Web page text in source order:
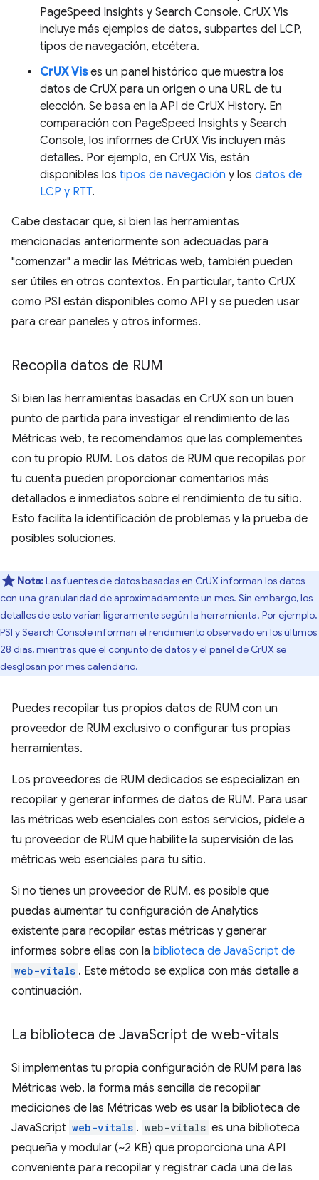
PageSpeed Insights y Search Console, CrUX Vis
incluye más ejemplos de datos, subpartes del LCP,
tipos de navegación, etcétera.
CrUX Vises un panel histórico que muestra los
datos de CrUX para un origen o una URL de tu
elección. Se basa en la API de CrUX History. En
comparación con PageSpeed Insights y Search
Console, los informes de CrUX Vis incluyen más
detalles. Por ejemplo, en CrUX Vis, están
disponibles los tipos de navegación y los datos de
LCP y RTT.
Cabe destacar que, si bien las herramientas
mencionadas anteriormente son adecuadas para
"comenzar" a medir las Métricas web, también pueden
ser útiles en otros contextos. En particular, tanto CrUX
como PSI están disponibles como API y se pueden usar
para crear paneles y otros informes.
Recopila datos de RUM
Si bien las herramientas basadas en CrUX son un buen
punto de partida para investigar el rendimiento de las
Métricas web, te recomendamos que las complementes
con tu propio RUM. Los datos de RUM que recopilas por
tu cuenta pueden proporcionar comentarios más
detallados e inmediatos sobre el rendimiento de tu sitio.
Esto facilita la identificación de problemas y la prueba de
posibles soluciones.
Nota:Las fuentes de datos basadas en CrUX informan los datos
con una granularidad de aproximadamente un mes. Sin embargo, los
detalles de esto varían ligeramente según la herramienta. Por ejemplo,
PSI y Search Console informan el rendimiento observado en los últimos
28 días, mientras que el conjunto de datos y el panel de CrUX se
desglosan por mes calendario.
Puedes recopilar tus propios datos de RUM con un
proveedor de RUM exclusivo o configurar tus propias
herramientas.
Los proveedores de RUM dedicados se especializan en
recopilar y generar informes de datos de RUM. Para usar
las métricas web esenciales con estos servicios, pídele a
tu proveedor de RUM que habilite la supervisión de las
métricas web esenciales para tu sitio.
Si no tienes un proveedor de RUM, es posible que
puedas aumentar tu configuración de Analytics
existente para recopilar estas métricas y generar
informes sobre ellas con la biblioteca de JavaScript de
web-vitals . Este método se explica con más detalle a
continuación.
La biblioteca de JavaScript de web-vitals
Si implementas tu propia configuración de RUM para las
Métricas web, la forma más sencilla de recopilar
mediciones de las Métricas web es usar la biblioteca de
JavaScript web-vitals . web-vitals es una biblioteca
pequeña y modular (~2 KB) que proporciona una API
conveniente para recopilar y registrar cada una de las